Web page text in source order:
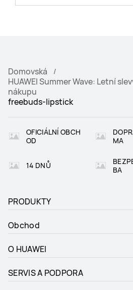
Domovská
HUAWEI Summer Wave: Letní
nákupu
freebuds-lipstick
OFICIÁLNÍ OBCH
OD
MA
14 DNŮ
BA
PRODUKTY
Obchod
O HUAWEI
SERVIS A PODPORA